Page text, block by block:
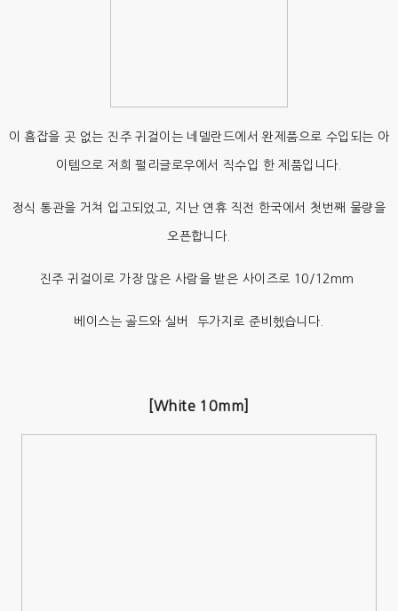
이 흠잡을 곳 없는 진주 귀걸이는 네델란드에서 완제품으로 수입되는 아
이템으로 저희 펄리글로우에서 직수입 한 제품입니다.
정식 통관을 거쳐 입고되었고, 지난 연휴 직전 한국에서 첫번째 물량을
오픈합니다.
진주 귀걸이로 가장 많은 사람을 받은 사이즈로 10/12mm
베이스는 골드와 실버 두가지로 준비헸습니다.
[White 10mm]